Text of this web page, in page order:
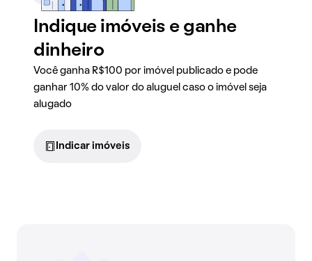
Indique imóveis e ganhe
dinheiro
Você ganha R$100 por imóvel publicado e pode
ganhar 10% do valor do aluguel caso o imóvel seja
alugado
Indicar imóveis